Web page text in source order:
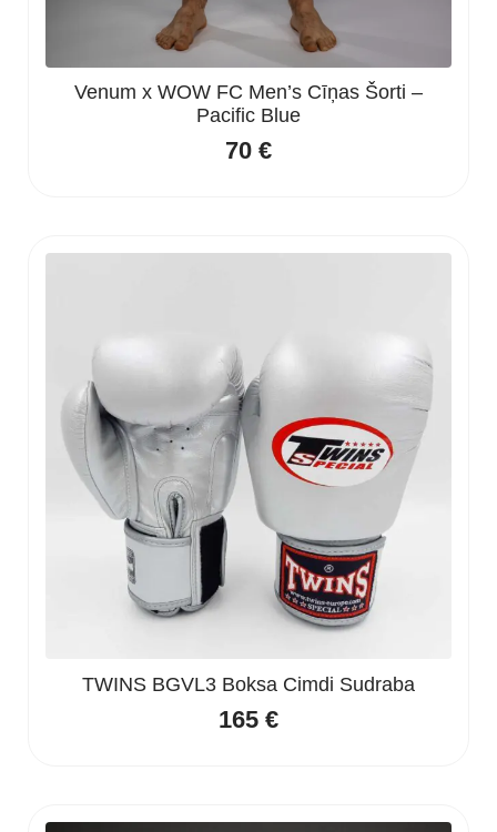
Venum x WOW FC Men’s Cīņas Šorti –
Pacific Blue
70 €
TWINS BGVL3 Boksa Cimdi Sudraba
165 €